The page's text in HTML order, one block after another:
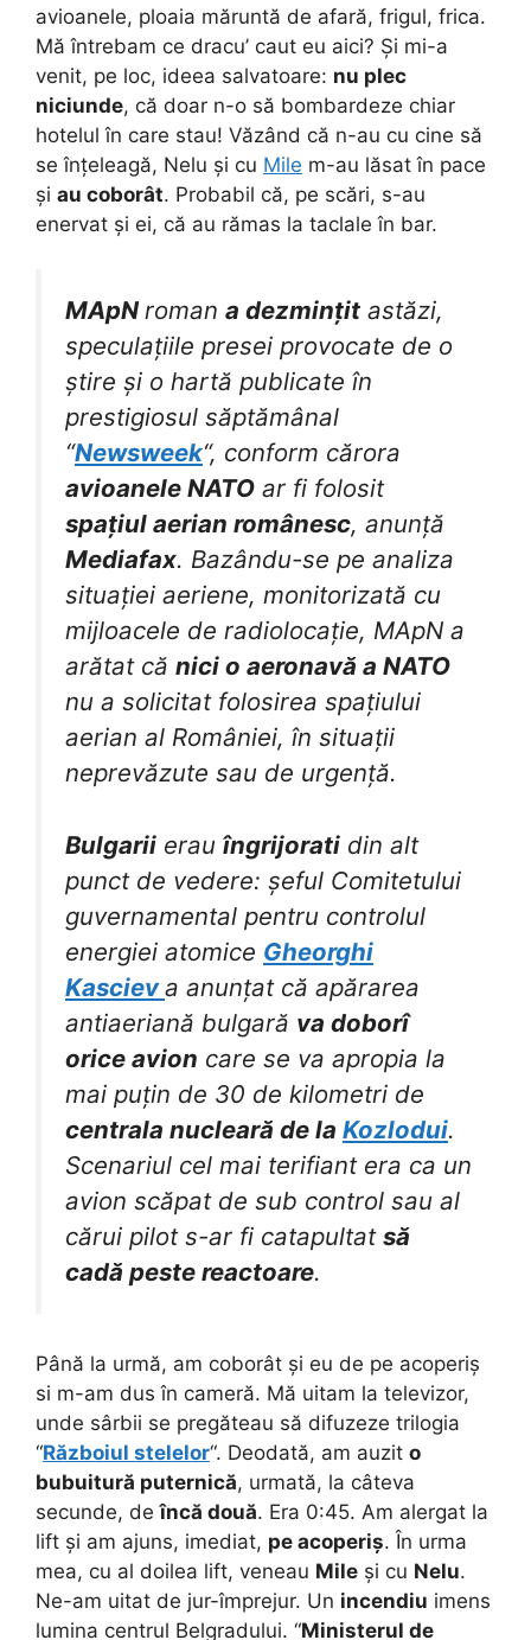
avioanele, ploaia măruntă de afară, frigul, frica.
Mă întrebam ce dracu’ caut eu aici? Și mi-a
venit, pe loc, ideea salvatoare: nu plec
niciunde, că doar n-o să bombardeze chiar
hotelul în care stau! Văzând că n-au cu cine să
se înțeleagă, Nelu și cu Mile m-au lăsat în pace
și au coborât. Probabil că, pe scări, s-au
enervat și ei, că au rămas la taclale în bar.
MApNroman a dezmințit astăzi,
speculațiile presei provocate de o
știre și o hartă publicate în
prestigiosul săptămânal
“Newsweek“, conform cărora
avioanele NATO ar fi folosit
spațiul aerian românesc, anunță
Mediafax. Bazându-se pe analiza
situației aeriene, monitorizată cu
mijloacele de radiolocație, MApN a
arătat că nici o aeronavă a NATO
nu a solicitat folosirea spațiului
aerian al României, în situații
neprevăzute sau de urgență.
Bulgarii erau îngrijorati din alt
punct de vedere: șeful Comitetului
guvernamental pentru controlul
energiei atomice Gheorghi
Kascieva anunțat că apărarea
antiaeriană bulgară va doborî
orice avion care se va apropia la
mai puțin de 30 de kilometri de
centrala nucleară de la Kozlodui.
Scenariul cel mai terifiant era ca un
avion scăpat de sub control sau al
cărui pilot s-ar fi catapultat să
cadă peste reactoare.
Până la urmă, am coborât și eu de pe acoperiș
si m-am dus în cameră. Mă uitam la televizor,
unde sârbii se pregăteau să difuzeze trilogia
“Războiul stelelor“. Deodată, am auzit o
bubuitură puternică, urmată, la câteva
secunde, deîncă două. Era 0:45. Am alergat la
lift și am ajuns, imediat, pe acoperiș. În urma
mea, cu al doilea lift, veneau Mile și cu Nelu.
Ne-am uitat de jur-împrejur. Un incendiu imens
lumina centrul Belgradului. “Ministerul de